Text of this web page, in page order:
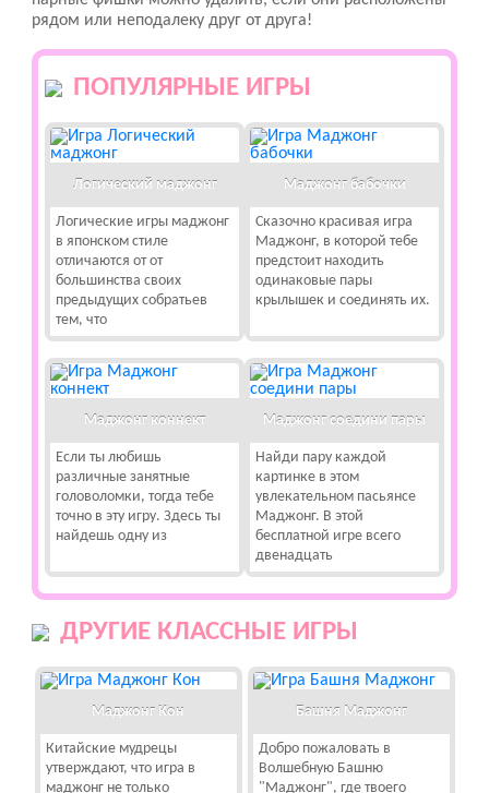
рядом или неподалеку друг от друга!
ПОПУЛЯРНЫЕ ИГРЫ
Логический маджонг
Логические игры маджонг
в японском стиле
отличаются от от
большинства своих
предыдущих собратьев
тем, что
Маджонг бабочки
Сказочно красивая игра
Маджонг, в которой тебе
предстоит находить
одинаковые пары
крылышек и соединять их.
Маджонг коннект
Если ты любишь
различные занятные
головоломки, тогда тебе
точно в эту игру. Здесь ты
найдешь одну из
Маджонг соедини пары
Найди пару каждой
картинке в этом
увлекательном пасьянсе
Маджонг. В этой
бесплатной игре всего
двенадцать
ДРУГИЕ КЛАССНЫЕ ИГРЫ
Маджонг Кон
Китайские мудрецы
утверждают, что игра в
маджонг не только
Башня Маджонг
Добро пожаловать в
Волшебную Башню
"Маджонг", где твоего